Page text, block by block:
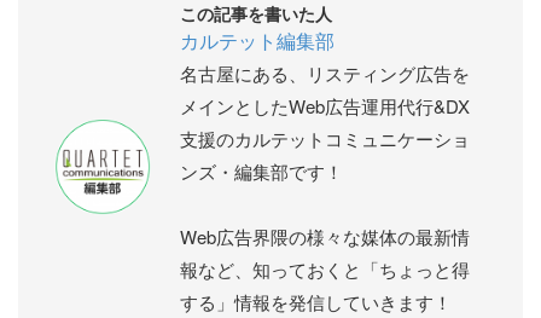
この記事を書いた人
カルテット編集部
名古屋にある、リスティング広告を
メインとしたWeb広告運用代行&DX
支援のカルテットコミュニケーショ
ンズ・編集部です！
Web広告界隈の様々な媒体の最新情
報など、知っておくと「ちょっと得
する」情報を発信していきます！